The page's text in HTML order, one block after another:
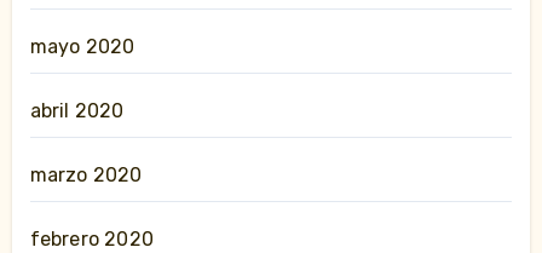
mayo 2020
abril 2020
marzo 2020
febrero 2020